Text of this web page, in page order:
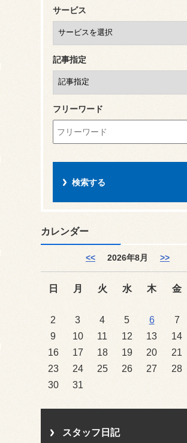
サービス
記事指定
フリーワード
カレンダー
<< 2026年8月 >>
日 月 火 水 木 金
2
3 4 5 6 7
9
10 11 12 13 14
16
17 18 19 20 21
23
24 25 26 27 28
30
31
スタッフ日記